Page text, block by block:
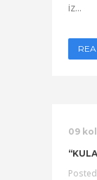
iz...
09 kol